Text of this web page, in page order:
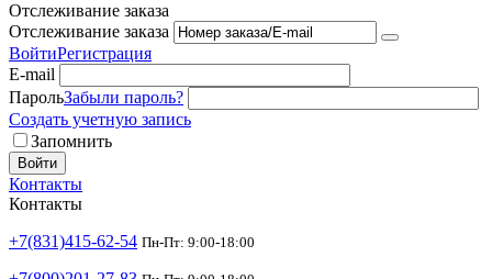
Отслеживание заказа
Отслеживание заказа
ВойтиРегистрация
E-mail
ПарольЗабыли пароль?
Создать учетную запись
Запомнить
Войти
Контакты
Контакты
+7(831)415-62-54 Пн-Пт: 9:00-18:00